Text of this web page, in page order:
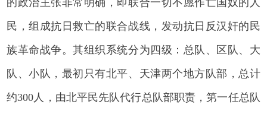
民，组成抗日救亡的联合战线，发动抗日反汉奸的民
族革命战争。其组织系统分为四级：总队、区队、大
队、小队，最初只有北平、天津两个地方队部，总计
约300人，由北平民先队代行总队部职责，第一任总队